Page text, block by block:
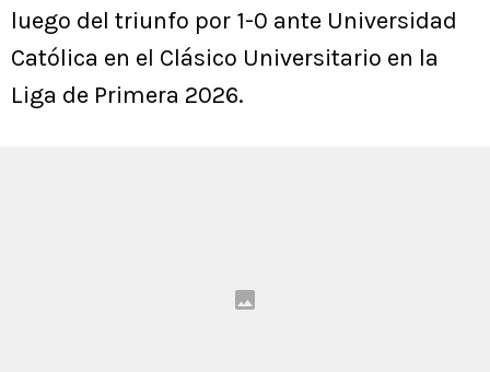
luego del triunfo por 1-0 ante Universidad
Católica en el Clásico Universitario en la
Liga de Primera 2026.